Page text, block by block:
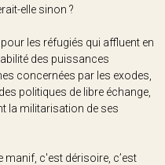
elle sinon ?
les réfugiés qui affluent en
des puissances
concernées par les exodes,
politiques de libre échange,
la militarisation de ses
manif, c'est dérisoire, c’est